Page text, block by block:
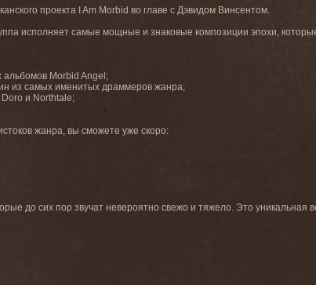
проекта I Am Morbid во главе с Дэвидом Винсентом.
исполняет самые мощные и знаковые композиции эпохи,
альбомов Morbid Angel;
из самых именитых драммеров жанра;
и Northtale;
жанра, вы сможете уже скоро:
до сих пор звучат невероятно свежо и тяжело. Это уникальная